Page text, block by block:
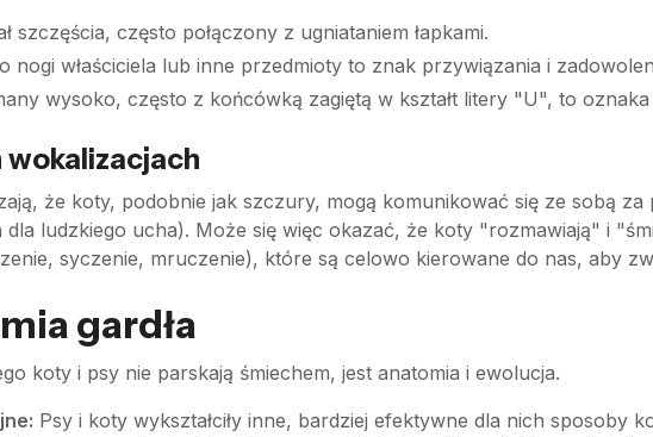
szczęścia, często połączony z ugniataniem łapkami.
nogi właściciela lub inne przedmioty to znak przywiązania i
wysoko, często z końcówką zagiętą w kształt litery "U", to
że koty, podobnie jak szczury, mogą komunikować się ze sobą za
dla ludzkiego ucha). Może się więc okazać, że koty "rozmawiają" i
syczenie, mruczenie), które są celowo kierowane do nas, aby
gardła
koty i psy nie parskają śmiechem, jest anatomia i ewolucja.
Psy i koty wykształciły inne, bardziej efektywne dla nich sposoby